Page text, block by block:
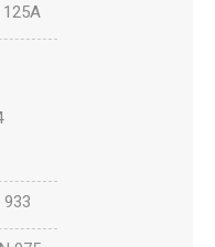
933